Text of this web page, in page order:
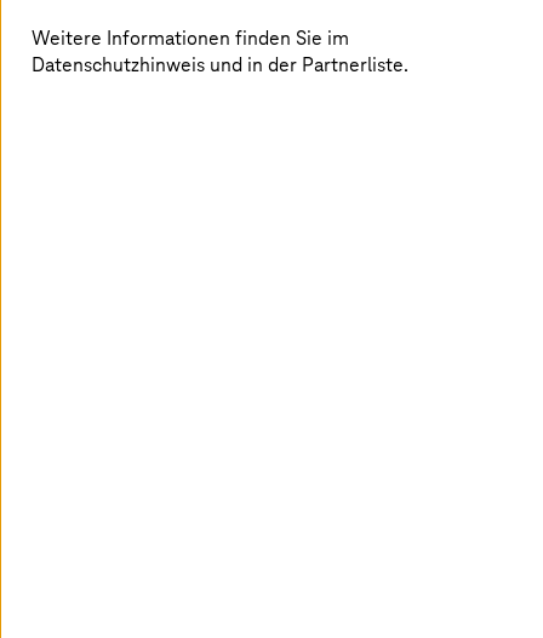
Weitere Informationen finden Sie im
Datenschutzhinweis und in der Partnerliste.